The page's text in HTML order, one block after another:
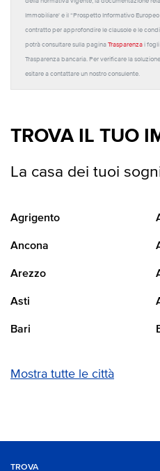
Immobiliare' e il “Prospetto Informativo
contratto per approfondire le clausole e le
potrà consultare sulla pagina Trasparenza i
Trasparenza bancaria. Per verificare la
esitare a contattare un nostro consulente.
TROVA IL TUO
La casa dei tuoi
Agrigento
Ancona
Arezzo
Asti
Bari
Mostra tutte le città
TROVA